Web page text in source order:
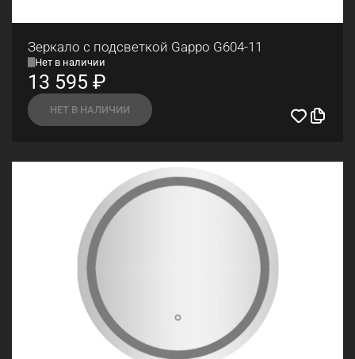
Зеркало с подсветкой Gappo G604-11
Нет в наличии
13 595 ₽
НЕТ В НАЛИЧИИ